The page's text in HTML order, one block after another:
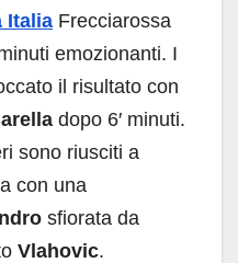
Italia Frecciarossa
emozionanti. I
il risultato con
dopo 6′ minuti.
sono riusciti a
con una
sfiorata da
Vlahovic.